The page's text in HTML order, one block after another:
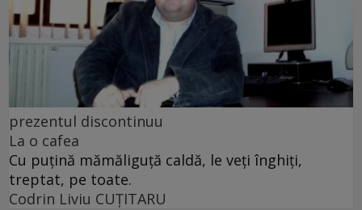
prezentul discontinuu
La o cafea
Cu puţină mămăliguţă caldă, le veţi înghiţi,
treptat, pe toate.
Codrin Liviu CUŢITARU